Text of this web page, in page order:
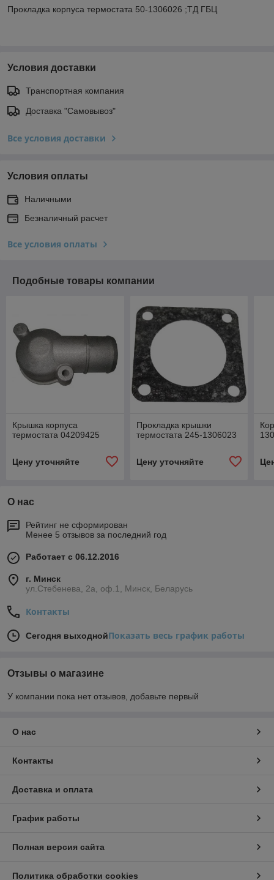
Прокладка корпуса термостата 50-1306026 ;ТД ГБЦ
Условия доставки
Транспортная компания
Доставка "Самовывоз"
Все условия доставки
Условия оплаты
Наличными
Безналичный расчет
Все условия оплаты
Подобные товары компании
Крышка корпуса
термостата 04209425
Цену уточняйте
Прокладка крышки
термостата 245-1306023
Цену уточняйте
О нас
Рейтинг не сформирован
Менее 5 отзывов за последний год
Работает с 06.12.2016
г. Минск
ул.Стебенева, 2а, оф.1, Минск, Беларусь
Контакты
Сегодня выходнойПоказать весь график работы
Отзывы о магазине
У компании пока нет отзывов, добавьте первый
О нас
Контакты
Доставка и оплата
График работы
Полная версия сайта
Политика обработки cookies